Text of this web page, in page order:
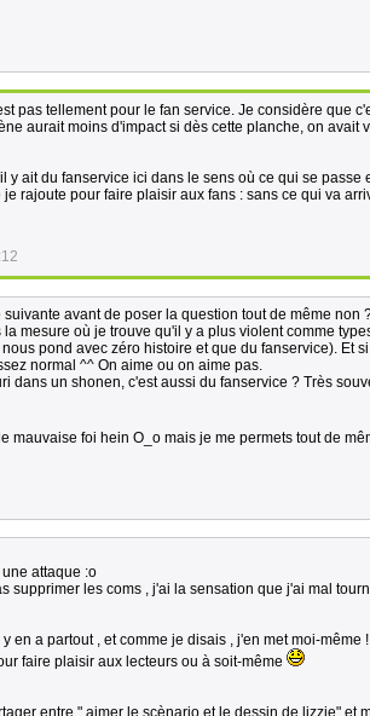
pas tellement pour le fan service. Je considère que
aurait moins d'impact si dès cette planche, on avait
y ait du fanservice ici dans le sens où ce qui se passe
rajoute pour faire plaisir aux fans : sans ce qui va
avant de poser la question tout de même non
mesure où je trouve qu'il y a plus violent comme
pond avec zéro histoire et que du fanservice). Et
normal ^^ On aime ou on aime pas.
dans un shonen, c'est aussi du fanservice ? Très
mauvaise foi hein O_o mais je me permets tout de
attaque :o
supprimer les coms , j'ai la sensation que j'ai mal
en a partout , et comme je disais , j'en met moi-même !
faire plaisir aux lecteurs ou à soit-même
entre " aimer le scènario et le dessin de lizzie" et